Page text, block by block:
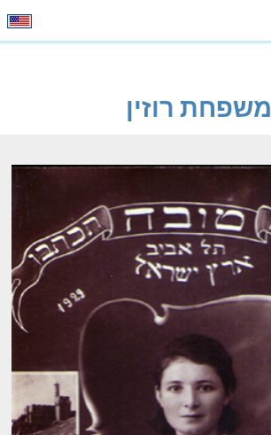
משפחת רוזין